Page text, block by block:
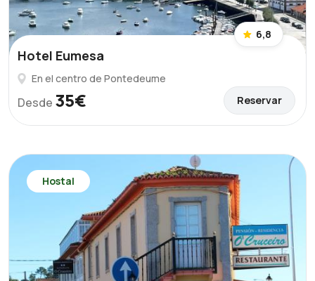
6,8
Hotel Eumesa
En el centro de Pontedeume
Desde 35€ Reservar
Hostal